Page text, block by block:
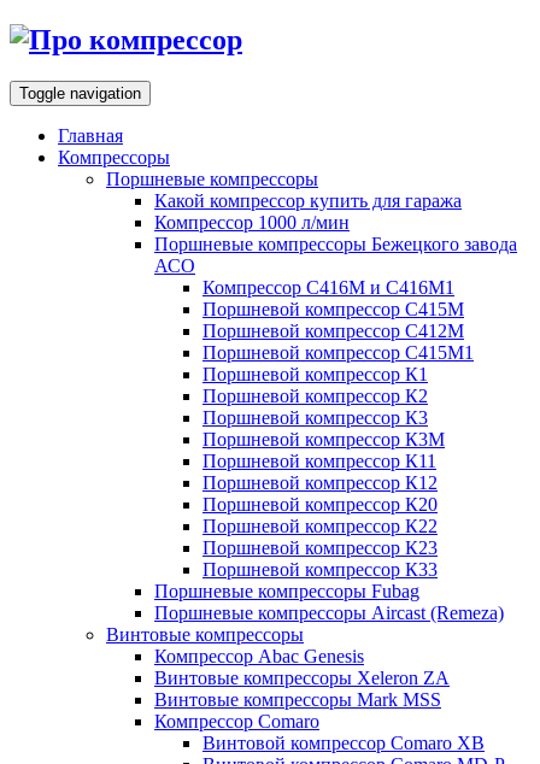
Toggle navigation
Главная
Компрессоры
Поршневые компрессоры
Какой компрессор купить для гаража
Компрессор 1000 л/мин
Поршневые компрессоры Бежецкого завода
АСО
Компрессор С416М и С416М1
Поршневой компрессор С415М
Поршневой компрессор С412М
Поршневой компрессор С415М1
Поршневой компрессор К1
Поршневой компрессор К2
Поршневой компрессор К3
Поршневой компрессор К3М
Поршневой компрессор К11
Поршневой компрессор К12
Поршневой компрессор К20
Поршневой компрессор К22
Поршневой компрессор К23
Поршневой компрессор К33
Поршневые компрессоры Fubag
Поршневые компрессоры Aircast (Remeza)
Винтовые компрессоры
Компрессор Abac Genesis
Винтовые компрессоры Xeleron ZA
Винтовые компрессоры Mark MSS
Компрессор Comaro
Винтовой компрессор Comaro XB